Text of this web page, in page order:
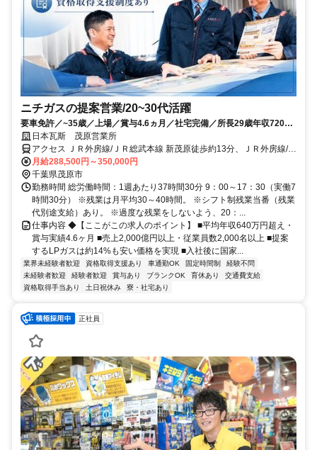
ニチガスの提案営業/20~30代活躍
要車免許／~35歳／上場／賞与4.6ヵ月／社宅完備／所長29歳年収720万
／年休121／完全週休2日
日本瓦斯 茂原営業所
アクセス ＪＲ外房線/ＪＲ総武本線 新茂原徒歩約13分、ＪＲ外房線/Ｊ
Ｒ総武本線 本納徒歩約37分、ＪＲ外房線/ＪＲ総武本線 茂原東口徒歩
約47分 ※一人一台社用車貸与、通勤利用可
月給288,500円～350,000円
千葉県茂原市
勤務時間 総労働時間：1週あたり37時間30分 9：00～17：30（実働7
時間30分） ※残業は月平均30～40時間。 ※シフト制残業当番（残業
代別途支給）あり。 ※過度な残業をしないよう、20：...
仕事内容 ◆【ここがこの求人のポイント】 ■平均年収640万円超え・
賞与実績4.6ヶ月 ■売上2,000億円以上・従業員数2,000名以上 ■提案
するLPガスは約14%も安い価格を実現 ■入社後に国家...
業界未経験者歓迎 資格取得支援あり 車通勤OK 固定時間制
経験不問
未経験者歓迎
経験者歓迎 賞与あり ブランクOK 育休あり
交通費支給
資格取得手当あり
土日祝休み 寮・社宅あり
正社員